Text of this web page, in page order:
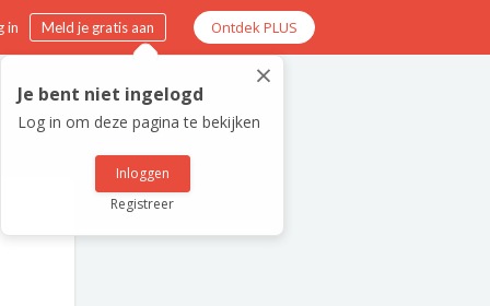
in Meld je gratis aan Ontdek PLUS
×
Je bent niet ingelogd
Log in om deze pagina te bekijken
Inloggen
Registreer